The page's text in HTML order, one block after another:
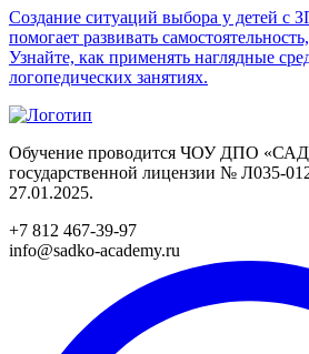
Создание ситуаций выбора у детей с
помогает развивать
Узнайте, как применять наглядные
логопедических занятиях.
Обучение проводится ЧОУ ДПО
государственной лицензии № Л035-
27.01.2025.
+7 812 467-39-97
info@sadko-academy.ru